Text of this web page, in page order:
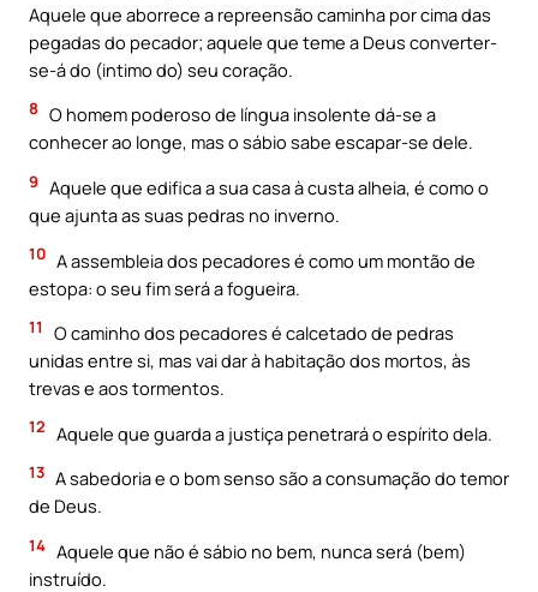
Aquele que aborrece a repreensão caminha por cima das
pegadas do pecador; aquele que teme a Deus converter-
se-á do (intimo do) seu coração.
8 O homem poderoso de língua insolente dá-se a
conhecer ao longe, mas o sábio sabe escapar-se dele.
9 Aquele que edifica a sua casa à custa alheia, é como o
que ajunta as suas pedras no inverno.
10 A assembleia dos pecadores é como um montão de
estopa: o seu fim será a fogueira.
11
O caminho dos pecadores é calcetado de pedras
unidas entre si, mas vai dar à habitação dos mortos, às
trevas e aos tormentos.
12 Aquele que guarda a justiça penetrará o espírito dela.
13 A sabedoria e o bom senso são a consumação do temor
de Deus.
14 Aquele que não é sábio no bem, nunca será (bem)
instruído.